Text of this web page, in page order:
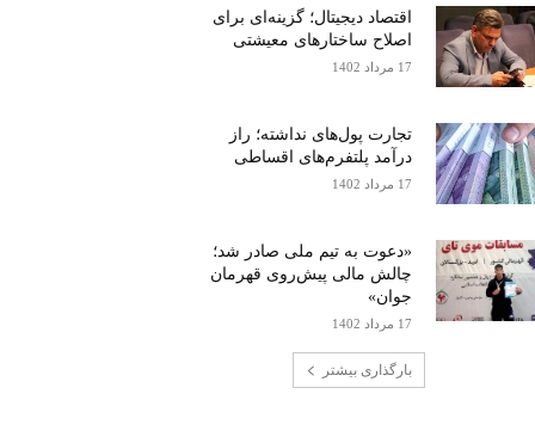
اقتصاد دیجیتال؛ گزینه‌ای برای
اصلاح ساختارهای معیشتی
17 مرداد 1402
تجارت پول‌های نداشته؛ راز
درآمد پلتفرم‌های اقساطی
17 مرداد 1402
«دعوت به تیم ملی صادر شد؛
چالش مالی پیش‌روی قهرمان
جوان»
17 مرداد 1402
بارگذاری بیشتر